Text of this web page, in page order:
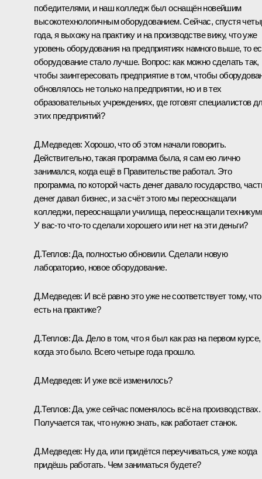
победителями, и наш колледж был оснащён новейшим
высокотехнологичным оборудованием. Сейчас, спустя
года, я выхожу на практику и на производстве вижу, что уже
уровень оборудования на предприятиях намного выше, то
оборудование стало лучше. Вопрос: как можно сделать так,
чтобы заинтересовать предприятие в том, чтобы
обновлялось не только на предприятии, но и в тех
образовательных учреждениях, где готовят специалистов
этих предприятий?
Д.Медведев: Хорошо, что об этом начали говорить.
Действительно, такая программа была, я сам ею лично
занимался, когда ещё в Правительстве работал. Это
программа, по которой часть денег давало государство,
денег давал бизнес, и за счёт этого мы переоснащали
колледжи, переоснащали училища, переоснащали
У вас‑то что‑то сделали хорошего или нет на эти деньги?
Д.Теплов:Да, полностью обновили. Сделали новую
лабораторию, новое оборудование.
Д.Медведев: И всё равно это уже не соответствует тому, что
есть на практике?
Д.Теплов:Да. Дело в том, что я был как раз на первом курсе,
когда это было. Всего четыре года прошло.
Д.Медведев: И уже всё изменилось?
Д.Теплов:Да, уже сейчас поменялось всё на производствах.
Получается так, что нужно знать, как работает станок.
Д.Медведев: Ну да, или придётся переучиваться, уже когда
придёшь работать. Чем заниматься будете?